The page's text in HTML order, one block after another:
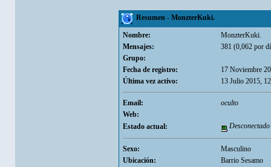
Resumen - MonzterKuki.
Nombre:
MonzterKuki.
Mensajes:
381 (0,062 por
Grupo:
Fecha de registro:
17 Noviembre
Última vez activo:
13 Julio 2015,
Email:
oculto
Web:
Estado actual:
Desconectado
Sexo:
Masculino
Ubicación:
Barrio Sesamo